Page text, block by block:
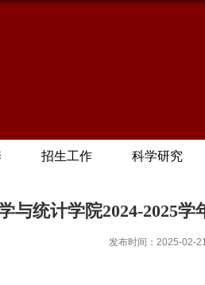
招生工作 科学研究
与统计学院2024-2025
发布时间：2025-02-